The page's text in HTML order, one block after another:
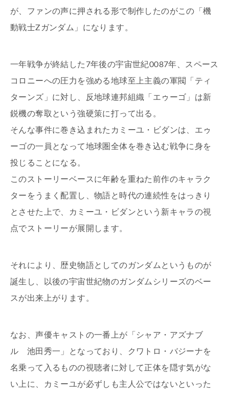
が、ファンの声に押される形で制作したのがこの「機
動戦士Zガンダム」になります。
一年戦争が終結した7年後の宇宙世紀0087年、スペース
コロニーへの圧力を強める地球至上主義の軍閥「ティ
ターンズ」に対し、反地球連邦組織「エゥーゴ」は新
鋭機の奪取という強硬策に打って出る。
そんな事件に巻き込まれたカミーユ・ビダンは、エゥ
ーゴの一員となって地球圏全体を巻き込む戦争に身を
投じることになる。
このストーリーベースに年齢を重ねた前作のキャラク
ターをうまく配置し、物語と時代の連続性をはっきり
とさせた上で、カミーユ・ビダンという新キャラの視
点でストーリーが展開します。
それにより、歴史物語としてのガンダムというものが
誕生し、以後の宇宙世紀物のガンダムシリーズのベー
スが出来上がります。
なお、声優キャストの一番上が「シャア・アズナブ
ル 池田秀一」となっており、クワトロ・バジーナを
名乗って入るものの視聴者に対して正体を隠す気がな
い上に、カミーユが必ずしも主人公ではないといった